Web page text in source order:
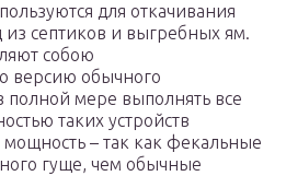
для откачивания
септиков и выгребных ям.
собою
версию обычного
полной мере выполнять все
таких устройств
мощность – так как фекальные
гуще, чем обычные